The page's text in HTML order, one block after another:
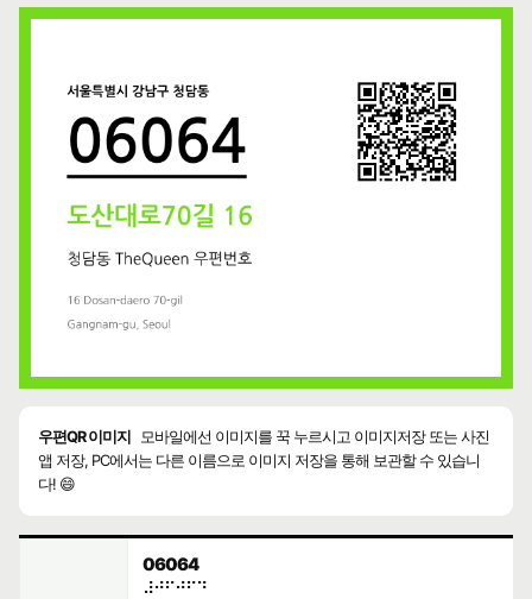
우편QR 이미지
모바일에선 이미지를 꾹 누르시고 이미지저장 또는 사진
앱 저장, PC에서는 다른 이름으로 이미지 저장을 통해 보관할 수 있습니
다! 😄
06064
⠼⠚⠋⠚⠋⠙